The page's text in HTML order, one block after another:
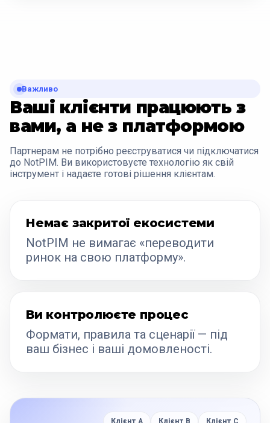
Важливо
Ваші клієнти працюють з
вами, а не з платформою
Партнерам не потрібно реєструватися чи підключатися
до NotPIM. Ви використовуєте технологію як свій
інструмент і надаєте готові рішення клієнтам.
Немає закритої екосистеми
NotPIM не вимагає «переводити
ринок на свою платформу».
Ви контролюєте процес
Формати, правила та сценарії — під
ваш бізнес і ваші домовленості.